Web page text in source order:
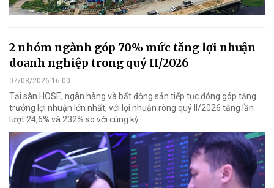
2 nhóm ngành góp 70% mức tăng lợi nhuận
doanh nghiệp trong quý II/2026
07/08/2026 16:00
Tại sàn HOSE, ngân hàng và bất động sản tiếp tục đóng góp tăng
trưởng lợi nhuận lớn nhất, với lợi nhuận ròng quý II/2026 tăng lần
lượt 24,6% và 232% so với cùng kỳ.